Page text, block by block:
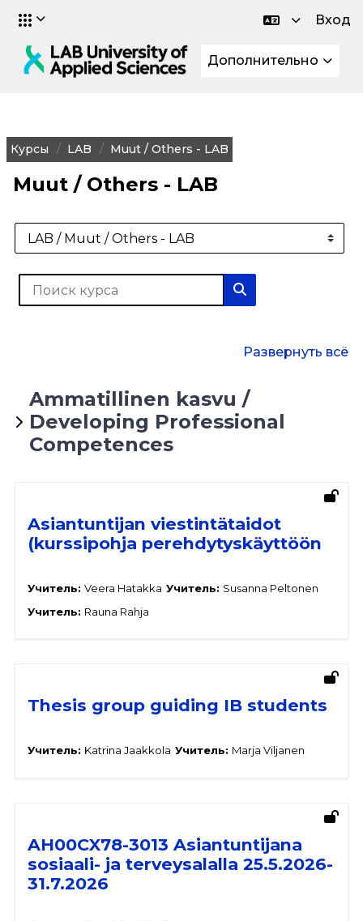
Перейти к основному содержанию
Вход
Дополнительно
Курсы LAB Muut / Others - LAB
Muut / Others - LAB
Категории курсов
Поиск курса
Поиск курса
Развернуть всё
Ammatillinen kasvu /
Developing Professional
Competences
Asiantuntijan viestintätaidot
(kurssipohja perehdytyskäyttöön
Учитель: Veera Hatakka Учитель: Susanna Peltonen
Учитель: Rauna Rahja
Thesis group guiding IB students
Учитель: Katrina Jaakkola Учитель: Marja Viljanen
AH00CX78-3013 Asiantuntijana
sosiaali- ja terveysalalla 25.5.2026-
31.7.2026